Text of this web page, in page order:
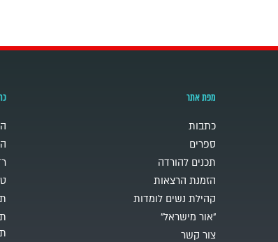
מפת אתר
כתבות
ספרים
תכנים להורדה
הזמנת הרצאות
קהילת נשים לומדות
"אור מישראל"
צור קשר